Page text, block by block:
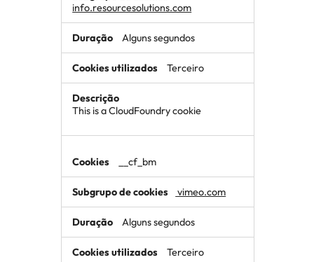
info.resourcesolutions.com
Alguns segundos
Terceiro
This is a CloudFoundry cookie
__cf_bm
vimeo.com
Alguns segundos
Terceiro